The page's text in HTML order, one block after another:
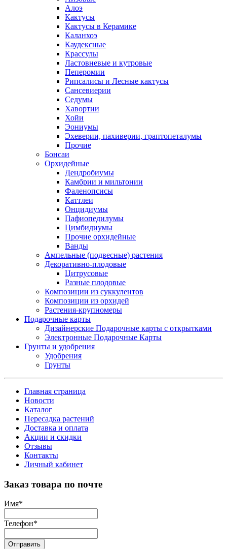
Алоэ
Кактусы
Кактусы в Керамике
Каланхоэ
Каудексные
Крассулы
Ластовневые и кутровые
Пеперомии
Рипсалисы и Лесные кактусы
Сансевиерии
Седумы
Хавортии
Хойи
Эониумы
Эхеверии, пахиверии, граптопеталумы
Прочие
Бонсаи
Орхидейные
Дендробиумы
Камбрии и мильтонии
Фаленопсисы
Каттлеи
Онцидиумы
Пафиопедилумы
Цимбидиумы
Прочие орхидейные
Ванды
Ампельные (подвесные) растения
Декоративно-плодовые
Цитрусовые
Разные плодовые
Композиции из суккулентов
Композиции из орхидей
Растения-крупномеры
Подарочные карты
Дизайнерские Подарочные карты с открытками
Электронные Подарочные Карты
Грунты и удобрения
Удобрения
Грунты
Главная страница
Новости
Каталог
Пересадка растений
Доставка и оплата
Акции и скидки
Отзывы
Контакты
Личный кабинет
Заказ товара по почте
Имя*
Телефон*
Отправить